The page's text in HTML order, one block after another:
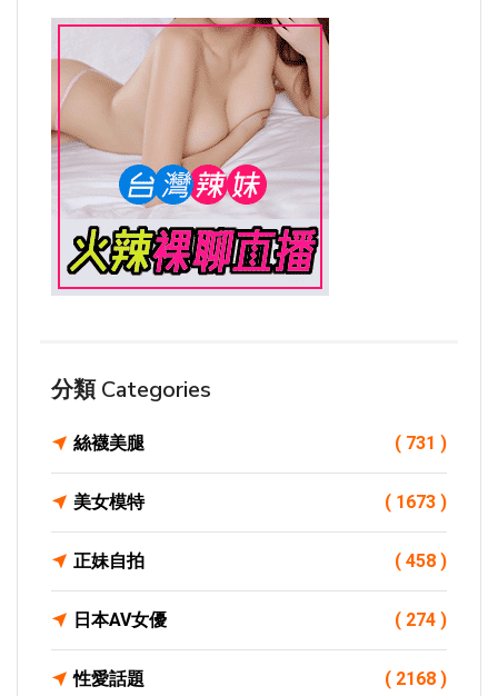
分類 Categories
絲襪美腿 ( 731 )
美女模特 ( 1673 )
正妹自拍 ( 458 )
日本AV女優 ( 274 )
性愛話題 ( 2168 )